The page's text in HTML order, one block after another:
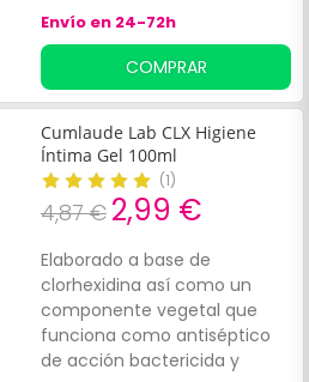
Envío en 24-72h
COMPRAR
Cumlaude Lab CLX Higiene
Íntima Gel 100ml
(1)
4,87 € 2,99 €
Elaborado a base de
clorhexidina así como un
componente vegetal que
funciona como antiséptico
de acción bactericida y